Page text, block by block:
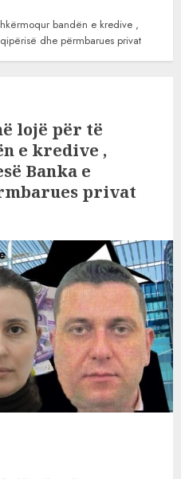
bandën e kredive ,
dhe përmbarues privat
lojë për të
e kredive ,
Banka e
privat